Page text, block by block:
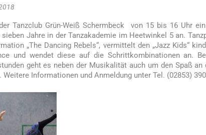
Tanzclub Grün-Weiß Schermbeck von 15 bis 16 Uhr ein
Jahre in der Tanzakademie im Heetwinkel 5 an.
„The Dancing Rebels“, vermittelt den „Jazz Kids“
und wendet diese auf die Schrittkombinationen an.
geht es neben der Musikalität auch um den Spaß an
Informationen und Anmeldung unter Tel. (02853)